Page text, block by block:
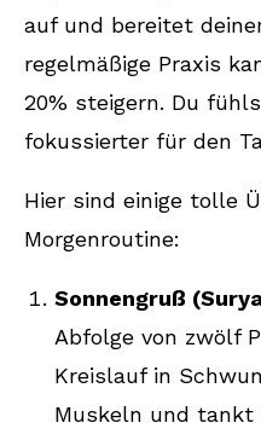
auf und bereitet
regelmäßige Praxis
20% steigern. Du
fokussierter für den
Hier sind einige tolle
Morgenroutine:
Sonnengruß
Abfolge von zwölf
Kreislauf in
Muskeln und tankt